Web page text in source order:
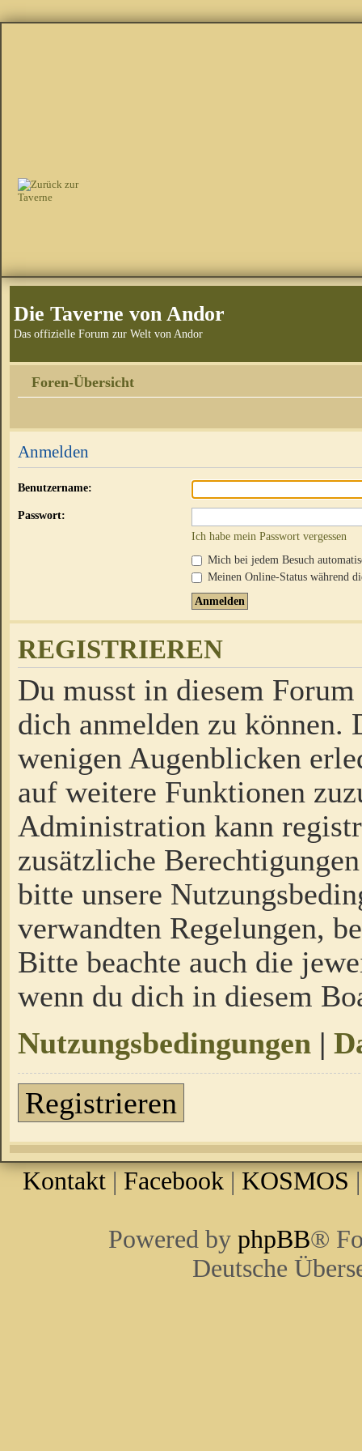
Die Taverne von Andor
Das offizielle Forum zur Welt von Andor
Foren-Übersicht
Anmelden
Benutzername:
Passwort:
Ich habe mein Passwort vergessen
Mich bei jedem Besuch
Meinen Online-Status während
REGISTRIEREN
Du musst in diesem
dich anmelden zu
wenigen Augenblicken
auf weitere Funktionen
Administration kann
zusätzliche
bitte unsere
verwandten Regelungen,
Bitte beachte auch die
wenn du dich in diesem
Nutzungsbedingungen |
Registrieren
Kontakt | Facebook | KOSMOS
Powered by phpBB®
Deutsche